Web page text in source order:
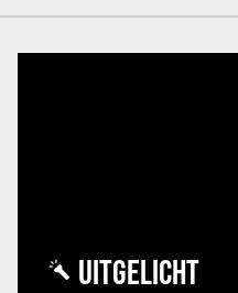
UITGELICHT